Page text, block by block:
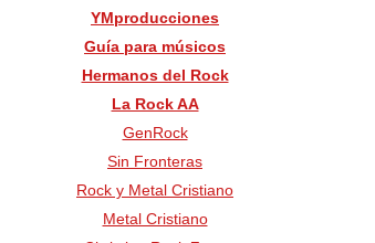
YMproducciones
Guía para músicos
Hermanos del Rock
La Rock AA
GenRock
Sin Fronteras
Rock y Metal Cristiano
Metal Cristiano